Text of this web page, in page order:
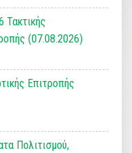
Τακτικής
(07.08.2026)
Επιτροπής
Πολιτισμού,